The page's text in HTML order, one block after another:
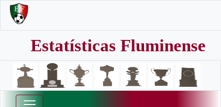
Estatísticas Fluminense